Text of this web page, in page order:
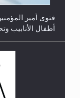
فتوى أمير
أطفال الأنابيب